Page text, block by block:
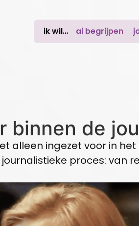
ik wil… ai begrijpen
binnen de
alleen ingezet voor in
proces: van